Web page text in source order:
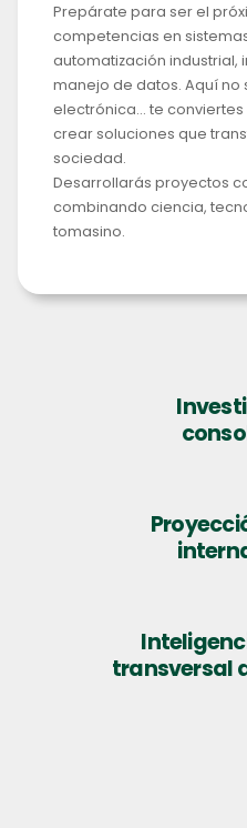
Prepárate para ser el
competencias en
automatización industrial,
manejo de datos. Aquí no
electrónica… te
crear soluciones que
sociedad.
Desarrollarás proyectos
combinando ciencia,
tomasino.
transversal